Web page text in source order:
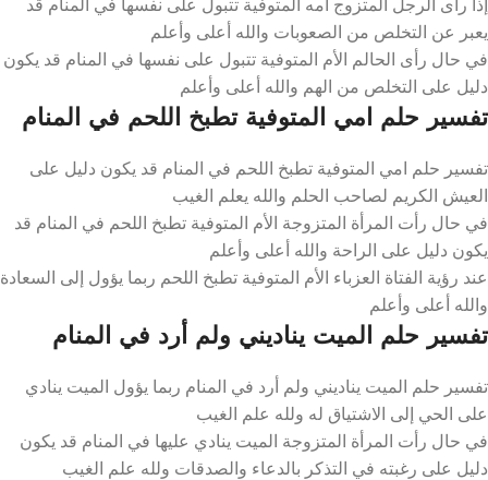
يعبر عن التخلص من الصعوبات والله أعلى وأعلم
في حال رأى الحالم الأم المتوفية تتبول على نفسها في المنام قد يكون
دليل على التخلص من الهم والله أعلى وأعلم
تفسير حلم امي المتوفية تطبخ اللحم في المنام
تفسير حلم امي المتوفية تطبخ اللحم في المنام قد يكون دليل على
العيش الكريم لصاحب الحلم والله يعلم الغيب
في حال رأت المرأة المتزوجة الأم المتوفية تطبخ اللحم في المنام قد
يكون دليل على الراحة والله أعلى وأعلم
عند رؤية الفتاة العزباء الأم المتوفية تطبخ اللحم ربما يؤول إلى السعادة
والله أعلى وأعلم
تفسير حلم الميت يناديني ولم أرد في المنام
تفسير حلم الميت يناديني ولم أرد في المنام ربما يؤول الميت ينادي
على الحي إلى الاشتياق له ولله علم الغيب
في حال رأت المرأة المتزوجة الميت ينادي عليها في المنام قد يكون
دليل على رغبته في التذكر بالدعاء والصدقات ولله علم الغيب